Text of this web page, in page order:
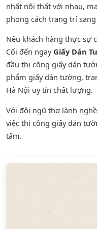
nhất nội thất với nhau,
phong cách trang trí
Nếu khách hàng thực sự
Cối đến ngayGiấy Dán
đầu thị công giấy dán
phẩm giấy dán tường,
Hà Nội uy tín chất lượng.
Với đội ngũ thợ lành
việc thi công giấy dán
tâm.